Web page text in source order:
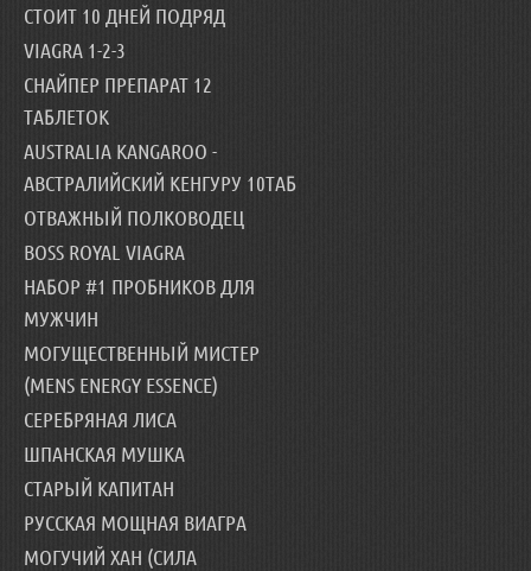
СТОИТ 10 ДНЕЙ ПОДРЯД
VIAGRA 1-2-3
СНАЙПЕР ПРЕПАРАТ 12
ТАБЛЕТОК
AUSTRALIA KANGAROO -
АВСТРАЛИЙСКИЙ КЕНГУРУ 10ТАБ
ОТВАЖНЫЙ ПОЛКОВОДЕЦ
BOSS ROYAL VIAGRA
НАБОР #1 ПРОБНИКОВ ДЛЯ
МУЖЧИН
МОГУЩЕСТВЕННЫЙ МИСТЕР
(MENS ENERGY ESSENCE)
СЕРЕБРЯНАЯ ЛИСА
ШПАНСКАЯ МУШКА
СТАРЫЙ КАПИТАН
РУССКАЯ МОЩНАЯ ВИАГРА
МОГУЧИЙ ХАН (СИЛА